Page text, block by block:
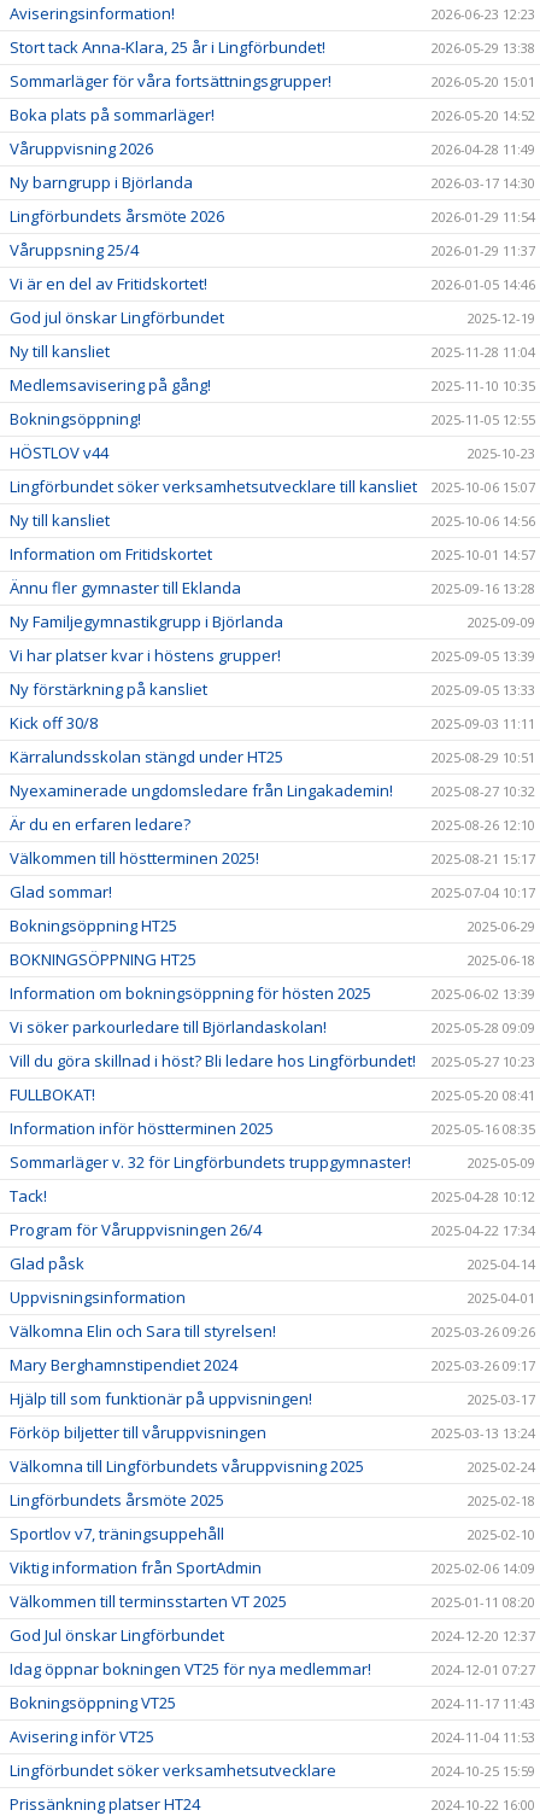
Aviseringsinformation! 2026-06-23 12:23
Stort tack Anna-Klara, 25 år i Lingförbundet! 2026-05-29 13:38
Sommarläger för våra fortsättningsgrupper! 2026-05-20 15:01
Boka plats på sommarläger! 2026-05-20 14:52
Våruppvisning 2026 2026-04-28 11:49
Ny barngrupp i Björlanda 2026-03-17 14:30
Lingförbundets årsmöte 2026 2026-01-29 11:54
Våruppsning 25/4 2026-01-29 11:37
Vi är en del av Fritidskortet! 2026-01-05 14:46
God jul önskar Lingförbundet 2025-12-19
Ny till kansliet 2025-11-28 11:04
Medlemsavisering på gång! 2025-11-10 10:35
Bokningsöppning! 2025-11-05 12:55
HÖSTLOV v44 2025-10-23
Lingförbundet söker verksamhetsutvecklare till kansliet 2025-10-06 15:07
Ny till kansliet 2025-10-06 14:56
Information om Fritidskortet 2025-10-01 14:57
Ännu fler gymnaster till Eklanda 2025-09-16 13:28
Ny Familjegymnastikgrupp i Björlanda 2025-09-09
Vi har platser kvar i höstens grupper! 2025-09-05 13:39
Ny förstärkning på kansliet 2025-09-05 13:33
Kick off 30/8 2025-09-03 11:11
Kärralundsskolan stängd under HT25 2025-08-29 10:51
Nyexaminerade ungdomsledare från Lingakademin! 2025-08-27 10:32
Är du en erfaren ledare? 2025-08-26 12:10
Välkommen till höstterminen 2025! 2025-08-21 15:17
Glad sommar! 2025-07-04 10:17
Bokningsöppning HT25 2025-06-29
BOKNINGSÖPPNING HT25 2025-06-18
Information om bokningsöppning för hösten 2025 2025-06-02 13:39
Vi söker parkourledare till Björlandaskolan! 2025-05-28 09:09
Vill du göra skillnad i höst? Bli ledare hos Lingförbundet! 2025-05-27 10:23
FULLBOKAT! 2025-05-20 08:41
Information inför höstterminen 2025 2025-05-16 08:35
Sommarläger v. 32 för Lingförbundets truppgymnaster! 2025-05-09
Tack! 2025-04-28 10:12
Program för Våruppvisningen 26/4 2025-04-22 17:34
Glad påsk 2025-04-14
Uppvisningsinformation 2025-04-01
Välkomna Elin och Sara till styrelsen! 2025-03-26 09:26
Mary Berghamnstipendiet 2024 2025-03-26 09:17
Hjälp till som funktionär på uppvisningen! 2025-03-17
Förköp biljetter till våruppvisningen 2025-03-13 13:24
Välkomna till Lingförbundets våruppvisning 2025 2025-02-24
Lingförbundets årsmöte 2025 2025-02-18
Sportlov v7, träningsuppehåll 2025-02-10
Viktig information från SportAdmin 2025-02-06 14:09
Välkommen till terminsstarten VT 2025 2025-01-11 08:20
God Jul önskar Lingförbundet 2024-12-20 12:37
Idag öppnar bokningen VT25 för nya medlemmar! 2024-12-01 07:27
Bokningsöppning VT25 2024-11-17 11:43
Avisering inför VT25 2024-11-04 11:53
Lingförbundet söker verksamhetsutvecklare 2024-10-25 15:59
Prissänkning platser HT24 2024-10-22 16:00